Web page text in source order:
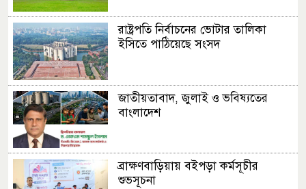
রাষ্ট্রপতি নির্বাচনের ভোটার তালিকা
ইসিতে পাঠিয়েছে সংসদ
জাতীয়তাবাদ, জুলাই ও ভবিষ্যতের
বাংলাদেশ
ব্রাক্ষণবাড়িয়ায় বইপড়া কর্মসূচীর
শুভসূচনা